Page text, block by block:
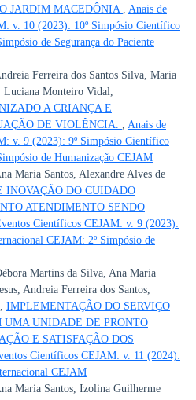
JARDIM MACEDÔNIA
Anais de
v. 10 (2023): 10º Simpósio Científico
de Segurança do Paciente
Ferreira dos Santos Silva, Maria
Monteiro Vidal,
A CRIANÇA E
DE VIOLÊNCIA.
Anais de
v. 9 (2023): 9º Simpósio Científico
de Humanização CEJAM
Maria Santos, Alexandre Alves de
INOVAÇÃO DO CUIDADO
ATENDIMENTO SENDO
Científicos CEJAM: v. 9 (2023):
CEJAM: 2º Simpósio de
Martins da Silva, Ana Maria
Andreia Ferreira dos Santos,
IMPLEMENTAÇÃO DO SERVIÇO
UNIDADE DE PRONTO
E SATISFAÇÃO DOS
Científicos CEJAM: v. 11 (2024):
CEJAM
Maria Santos, Izolina Guilherme